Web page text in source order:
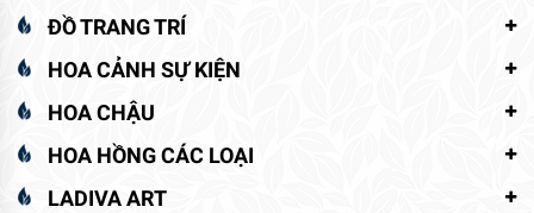
ĐỒ TRANG TRÍ
HOA CẢNH SỰ KIỆN
HOA CHẬU
HOA HỒNG CÁC LOẠI
LADIVA ART